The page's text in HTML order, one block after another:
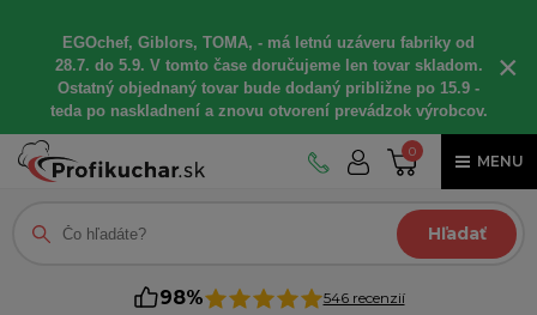
EGOchef, Giblors, TOMA, - má letnú uzáveru fabriky od
28.7. do 5.9. V tomto čase doručujeme len tovar skladom.
Ostatný objednaný tovar bude dodaný približne po 15.9 -
teda po naskladnení a znovu otvorení prevádzok výrobcov.
×
0
MENU
Hľadať
98% 546 recenzií